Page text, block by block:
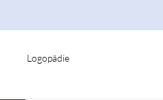
Logopädie